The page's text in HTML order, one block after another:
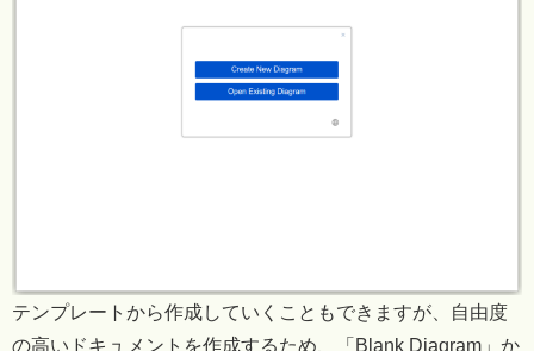
テンプレートから作成していくこともできますが、自由度
の高いドキュメントを作成するため、「Blank Diagram」か